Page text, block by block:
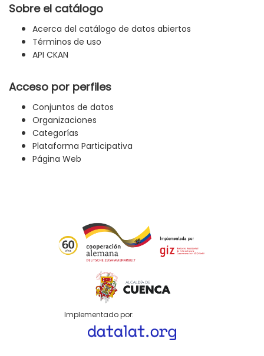
Sobre el catálogo
Acerca del catálogo de datos abiertos
Términos de uso
API CKAN
Acceso por perfiles
Conjuntos de datos
Organizaciones
Categorías
Plataforma Participativa
Página Web
Implementado por: